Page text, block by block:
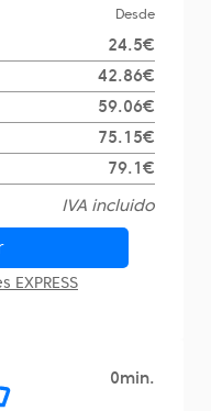
Desde
24.5€
42.86€
59.06€
75.15€
79.1€
IVA incluido
0min.